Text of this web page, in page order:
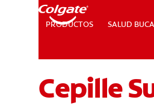
PRODUCTOS
PARA PROFESIONALES
PRODUCTOS SALUD
Cepille